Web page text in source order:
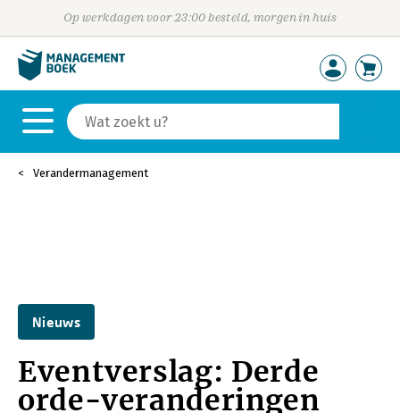
Op werkdagen voor 23:00 besteld, morgen in huis
Verandermanagement
Nieuws
Eventverslag: Derde
orde-veranderingen